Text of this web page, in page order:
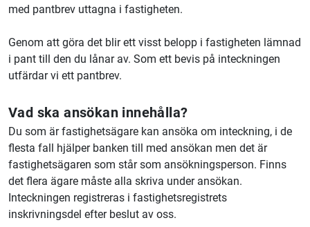
med pantbrev uttagna i fastigheten.
Genom att göra det blir ett visst belopp i fastigheten lämnad
i pant till den du lånar av. Som ett bevis på inteckningen
utfärdar vi ett pantbrev.
Vad ska ansökan innehålla?
Du som är fastighetsägare kan ansöka om inteckning, i de
flesta fall hjälper banken till med ansökan men det är
fastighetsägaren som står som ansökningsperson. Finns
det flera ägare måste alla skriva under ansökan.
Inteckningen registreras i fastighetsregistrets
inskrivningsdel efter beslut av oss.